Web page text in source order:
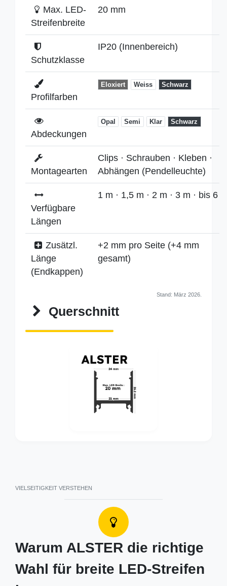
Max. LED-
Streifenbreite
20 mm
Schutzklasse
IP20 (Innenbereich)
Profilfarben
Eloxiert Weiss Schwarz
Abdeckungen
Opal Semi Klar Schwarz
Montagearten
Clips · Schrauben · Kleben ·
Abhängen (Pendelleuchte)
Verfügbare
Längen
1 m · 1,5 m · 2 m · 3 m · bis 6
Zusätzl.
Länge
(Endkappen)
+2 mm pro Seite (+4 mm
gesamt)
Stand: März 2026.
Querschnitt
VIELSEITIGKEIT VERSTEHEN
Warum ALSTER die richtige
Wahl für breite LED-Streifen